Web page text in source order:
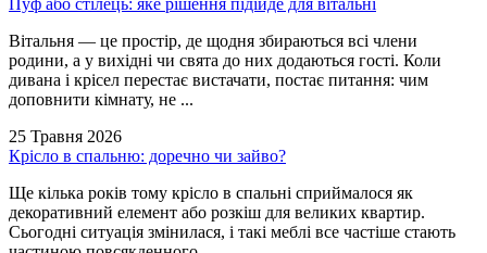
Вітальня — це простір, де щодня збираються всі члени
родини, а у вихідні чи свята до них додаються гості. Коли
дивана і крісел перестає вистачати, постає питання: чим
доповнити кімнату, не ...
25 Травня 2026
Крісло в спальню: доречно чи зайво?
Ще кілька років тому крісло в спальні сприймалося як
декоративний елемент або розкіш для великих квартир.
Сьогодні ситуація змінилася, і такі меблі все частіше стають